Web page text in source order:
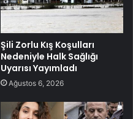
Şili Zorlu Kış Koşulları
Nedeniyle Halk Sağlığı
Uyarısı Yayımladı
Ağustos 6, 2026